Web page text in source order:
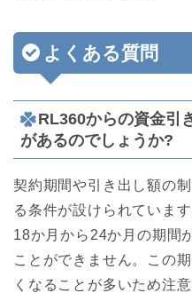
よくある質問
RL360からの資金引
があるのでしょうか?
契約期間や引き出し額の
る条件が設けられていま
18か月から24か月の期間
ことができません。この
くなることが多いため注